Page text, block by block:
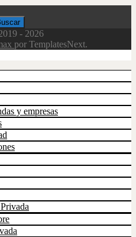
- 2026
por TemplatesNext.
y empresas